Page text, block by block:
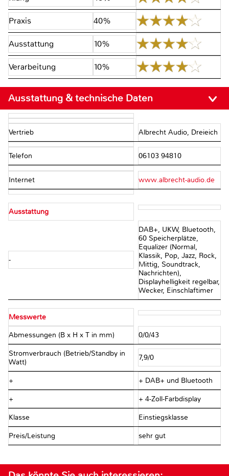
Praxis 40%
Ausstattung 10%
Verarbeitung 10%
Ausstattung & technische Daten
Vertrieb Albrecht Audio, Dreieich
Telefon 06103 94810
Internet www.albrecht-audio.de
Ausstattung
-
DAB+, UKW, Bluetooth,
60 Speicherplätze,
Equalizer (Normal,
Klassik, Pop, Jazz, Rock,
Mittig, Soundtrack,
Nachrichten),
Displayhelligkeit regelbar,
Wecker, Einschlaftimer
Messwerte
Abmessungen (B x H x T in mm) 0/0/43
Stromverbrauch (Betrieb/Standby in
Watt)
7,9/0
+ + DAB+ und Bluetooth
+ + 4-Zoll-Farbdisplay
Klasse Einstiegsklasse
Preis/Leistung sehr gut